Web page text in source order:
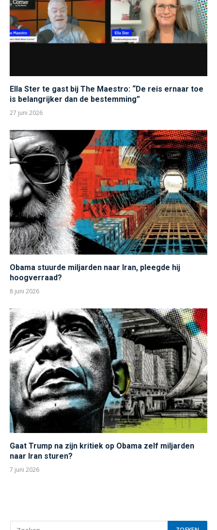
Ella Ster te gast bij The Maestro: “De reis ernaar toe
is belangrijker dan de bestemming”
27 juni 2026
Obama stuurde miljarden naar Iran, pleegde hij
hoogverraad?
8 juni 2026
Gaat Trump na zijn kritiek op Obama zelf miljarden
naar Iran sturen?
7 juni 2026